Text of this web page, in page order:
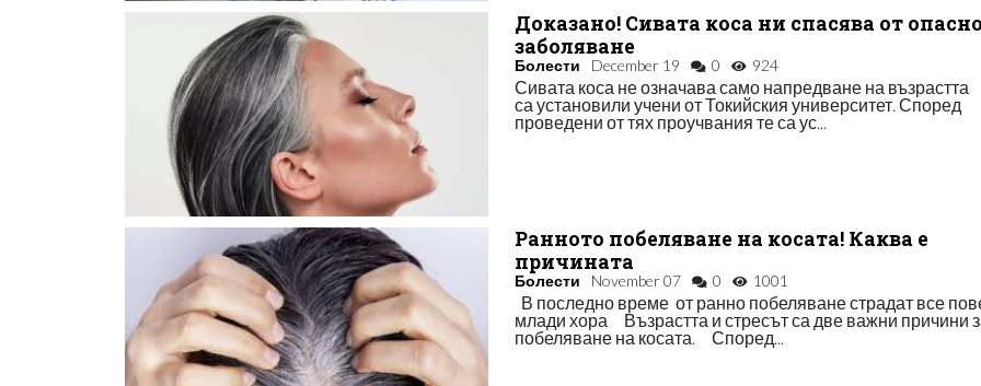
Доказано! Сивата коса ни спасява от опасно
заболяване
Болести December 19 0 924
Сивата коса не означава само напредване на
са установили учени от Токийския университет. Според
проведени от тях проучвания те са ус...
Ранното побеляване на косата! Каква е
причината
Болести November 07 0 1001
В последно време от ранно побеляване страдат все
млади хора Възрастта и стресът са две важни причини
побеляване на косата. Според...